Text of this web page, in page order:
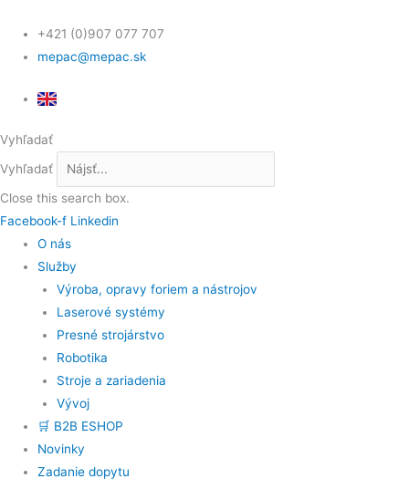
obsah
+421 (0)907 077 707
mepac@mepac.sk
Vyhľadať
Vyhľadať
Close this search box.
Facebook-f Linkedin
O nás
Služby
Výroba, opravy foriem a nástrojov
Laserové systémy
Presné strojárstvo
Robotika
Stroje a zariadenia
Vývoj
🛒 B2B ESHOP
Novinky
Zadanie dopytu